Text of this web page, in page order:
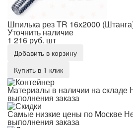
Шпилька рез TR 16х2000
Уточнить наличие
1 216 руб. шт
Добавить в корзину
Купить в 1 клик
Материалы в наличии на складе
выполнения заказа
Самые низкие цены по Москве
выполнения заказа